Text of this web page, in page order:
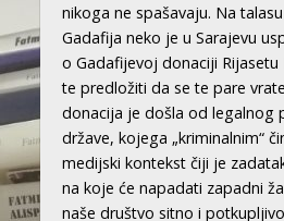
nikoga ne spašavaju. Na
Gadafija neko je u Sarajevu
o Gadafijevoj donaciji Rijasetu
te predložiti da se te pare
donacija je došla od legalnog
države, kojega „kriminalnim“
medijski kontekst čiji je
na koje će napadati zapadni
naše društvo sitno i